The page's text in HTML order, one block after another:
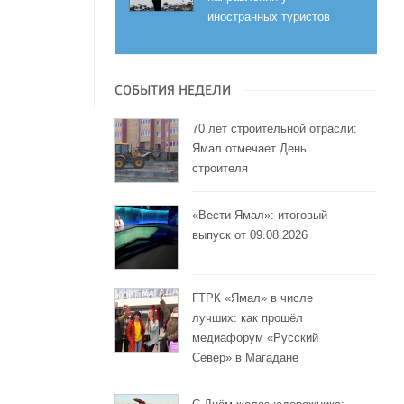
иностранных туристов
СОБЫТИЯ НЕДЕЛИ
70 лет строительной отрасли:
Ямал отмечает День
строителя
«Вести Ямал»: итоговый
выпуск от 09.08.2026
ГТРК «Ямал» в числе
лучших: как прошёл
медиафорум «Русский
Север» в Магадане